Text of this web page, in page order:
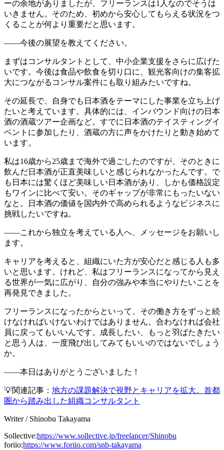
ーの余地がありましたが、フリーランスは1人なのでそうは
いきません。そのため、 初めから安心してもらえる状況をつ
くることが何より重要だと思います。
――今後の展望を教えてください。
まずはコンサルタントとして、中小企業支援をさらに広げた
いです。今後は食品や飲食を切り口に、観光客向けの集客拡
大につながるコンサル案件にも取り組みたいですね。
その延長で、自身でも日本酒をテーマにした事業を立ち上げ
たいと考えています。具体的には、インバウンド向けの日本
酒の酒蔵ツアー企画など。すでに日本酒のテイスティングイ
ベントに参加したり、酒蔵の方に声をかけたりと動き始めて
います。
私は16歳から25歳まで海外で過ごしたのですが、そのときに
飲んだ日本酒が正直美味しいと感じられなかったんです。で
も日本には驚くほど美味しい日本酒があり、しかも価格設定
もワインに比べて安い。そのギャップが非常にもったいない
なと。日本酒の価値を国内外で高められるようなビジネスに
挑戦したいですね。
――これから独立を考えている人へ、メッセージをお願いし
ます。
キャリアを考えると、組織にいた方が安心だと感じる人も多
いと思います。けれど、私はフリーランスになってから見え
る世界が一気に広がり、自分の強みや本当にやりたいことを
再発見できました 。
フリーランスになったからといって、その働き方をずっと続
けなければいけないわけではありません。合わなければ会社
員に戻ってもいいんです。成長したい、もっと羽ばたきたい
と思う人は、一度飛び出してみてもいいのではないでしょう
か。
――本日はありがとうございました！
💡関連記事： 地方の課題解決で視野とキャリアを拡大。首都
圏から踏み出した組織コンサルタント
Writer/ Shinobu Takayama
Sollective:https://www.sollective.jp/freelancer/Shinobu
foriio:https://www.foriio.com/snb-takayama